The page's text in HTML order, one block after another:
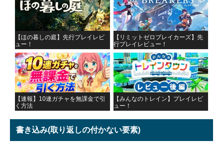
【ほの暮しの庭】先行プレイレビ
ュー！
【リミットゼロブレイカーズ】先
行プレイレビュー！
【速報】10連ガチャを無課金で引
く方法
【みんなのトレイン】プレイレビ
ュー！
書き込み(取り返しの付かない要素)